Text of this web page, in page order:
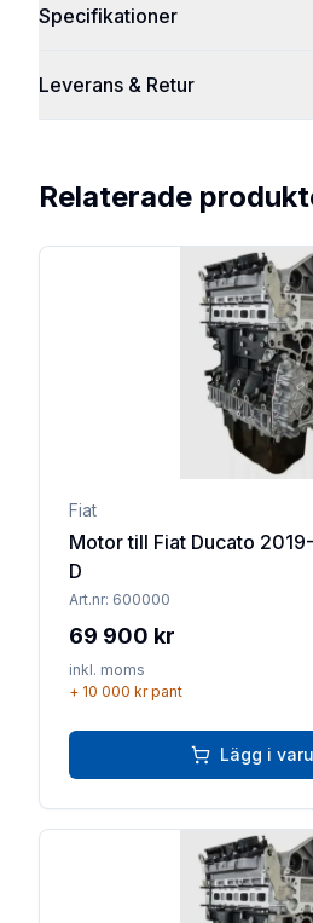
Specifikationer
Leverans & Retur
Relaterade
Fiat
Motor till Fiat Ducato
D
Art.nr: 600000
69 900 kr
inkl. moms
+ 10 000 krpant
Lägg i